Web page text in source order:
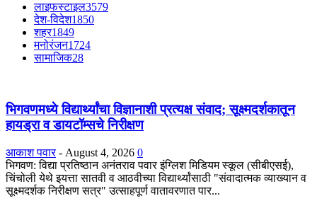
लाइफस्टाइल3579
देश-विदेश1850
शहर1849
मनोरंजन1724
सामाजिक28
भिगवणमध्ये विद्यार्थ्यांचा विज्ञानाशी प्रत्यक्ष संवाद; सूक्ष्मदर्शकातून
हायड्रा व डायटॉम्सचे निरीक्षण
आकाश पवार - August 4, 2026 0
भिगवण: विद्या प्रतिष्ठान अनंतराव पवार इंग्लिश मिडियम स्कूल (सीबीएसई),
चिंचोली येथे इयत्ता सातवी व आठवीच्या विद्यार्थ्यांसाठी "संवादात्मक व्याख्यान व
सूक्ष्मदर्शक निरीक्षण सत्र" उत्साहपूर्ण वातावरणात पार...